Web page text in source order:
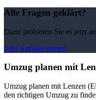
Alle Fragen geklärt?
Dann probieren Sie es jetzt
Jetzt Anfrage starten
Umzug planen mit
Umzug planen mit Lenzen
den richtigen Umzug zu